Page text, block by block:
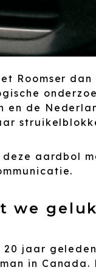
Roomser
en de
deze aardbol
we
20 jaar
in